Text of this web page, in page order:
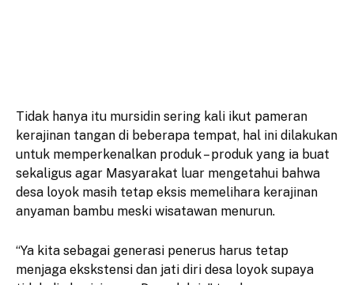
Tidak hanya itu mursidin sering kali ikut pameran
kerajinan tangan di beberapa tempat, hal ini dilakukan
untuk memperkenalkan produk – produk yang ia buat
sekaligus agar Masyarakat luar mengetahui bahwa
desa loyok masih tetap eksis memelihara kerajinan
anyaman bambu meski wisatawan menurun.
“Ya kita sebagai generasi penerus harus tetap
menjaga ekskstensi dan jati diri desa loyok supaya